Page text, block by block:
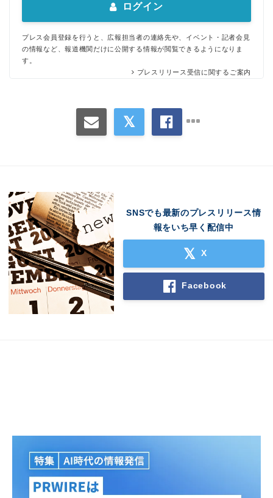
ログイン
プレス会員登録を行うと、広報担当者の連絡先や、イベント・記者会見
の情報など、報道機関だけに公開する情報が閲覧できるようになりま
す。
プレスリリース受信に関するご案内
SNSでも最新のプレスリリース情
報をいち早く配信中
X
Facebook